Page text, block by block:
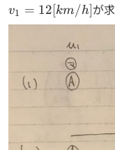
v1 = 12[km/h]が